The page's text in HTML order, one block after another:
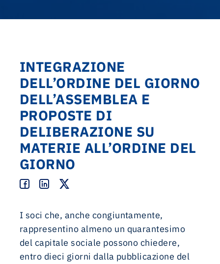
INTEGRAZIONE
DELL’ORDINE DEL GIORNO
DELL’ASSEMBLEA E
PROPOSTE DI
DELIBERAZIONE SU
MATERIE ALL’ORDINE DEL
GIORNO
I soci che, anche congiuntamente,
rappresentino almeno un quarantesimo
del capitale sociale possono chiedere,
entro dieci giorni dalla pubblicazione del